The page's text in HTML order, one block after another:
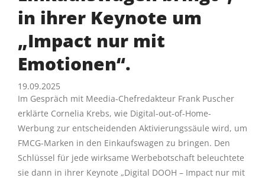
in ihrer Keynote um
„Impact nur mit
Emotionen“.
19.09.2025
Im Gespräch mit Meedia-Chefredakteur Frank Puscher
erklärte Cornelia Krebs, wie Digital-out-of-Home-
Werbung zur entscheidenden Aktivierungssäule wird, um
FMCG-Marken in den Einkaufswagen zu bringen. Den
Schlüssel für jede wirksame Werbebotschaft beleuchtete
sie dann in ihrer Keynote „Digital DOOH – Impact nur mit